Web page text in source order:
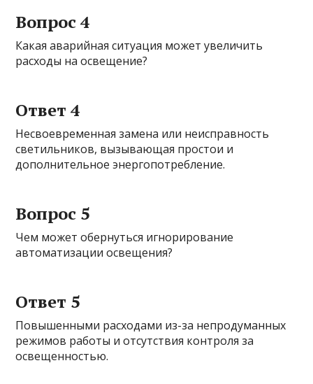
Вопрос 4
Какая аварийная ситуация может увеличить
расходы на освещение?
Ответ 4
Несвоевременная замена или неисправность
светильников, вызывающая простои и
дополнительное энергопотребление.
Вопрос 5
Чем может обернуться игнорирование
автоматизации освещения?
Ответ 5
Повышенными расходами из-за непродуманных
режимов работы и отсутствия контроля за
освещенностью.